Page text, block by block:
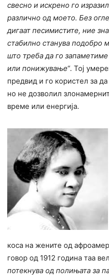
свесно и искрено го
различно од моето. Без
дигаат песимистите, ние
стабилно станува подобро
што треба да го
или понижување“. Тој
предвид и го користел за
но не дозволил
време или енергија.
коса на жените од
говор од 1912 година таа
потекнува од полињата за